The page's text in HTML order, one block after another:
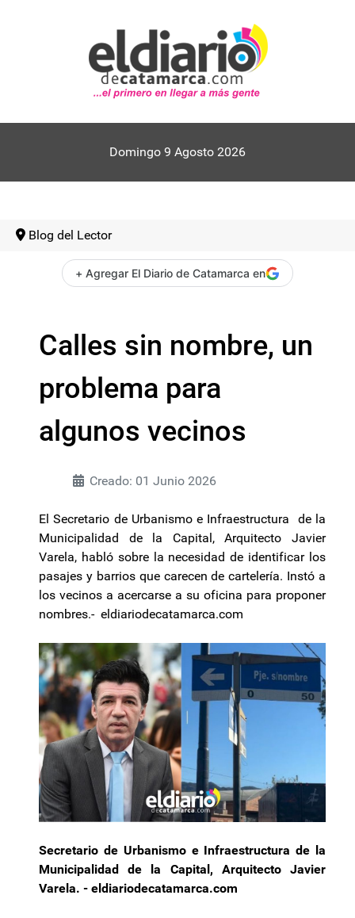
Domingo 9 Agosto 2026
Blog del Lector
+ Agregar El Diario de Catamarca en
Calles sin nombre, un
problema para
algunos vecinos
Creado: 01 Junio 2026
El Secretario de Urbanismo e Infraestructura de la
Municipalidad de la Capital, Arquitecto Javier
Varela, habló sobre la necesidad de identificar los
pasajes y barrios que carecen de cartelería. Instó a
los vecinos a acercarse a su oficina para proponer
nombres.- eldiariodecatamarca.com
Secretario de Urbanismo e Infraestructura de la
Municipalidad de la Capital, Arquitecto Javier
Varela. - eldiariodecatamarca.com